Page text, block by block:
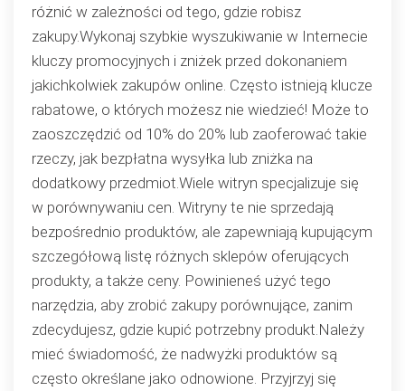
różnić w zależności od tego, gdzie robisz
zakupy.Wykonaj szybkie wyszukiwanie w Internecie
kluczy promocyjnych i zniżek przed dokonaniem
jakichkolwiek zakupów online. Często istnieją klucze
rabatowe, o których możesz nie wiedzieć! Może to
zaoszczędzić od 10% do 20% lub zaoferować takie
rzeczy, jak bezpłatna wysyłka lub zniżka na
dodatkowy przedmiot.Wiele witryn specjalizuje się
w porównywaniu cen. Witryny te nie sprzedają
bezpośrednio produktów, ale zapewniają kupującym
szczegółową listę różnych sklepów oferujących
produkty, a także ceny. Powinieneś użyć tego
narzędzia, aby zrobić zakupy porównujące, zanim
zdecydujesz, gdzie kupić potrzebny produkt.Należy
mieć świadomość, że nadwyżki produktów są
często określane jako odnowione. Przyjrzyj się